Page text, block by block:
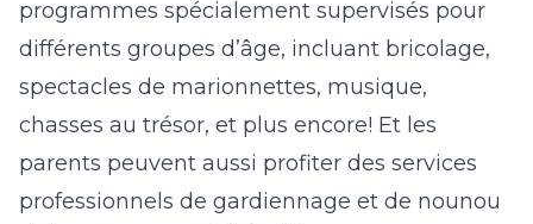
programmes spécialement supervisés pour
différents groupes d’âge, incluant bricolage,
spectacles de marionnettes, musique,
chasses au trésor, et plus encore! Et les
parents peuvent aussi profiter des services
professionnels de gardiennage et de nounou